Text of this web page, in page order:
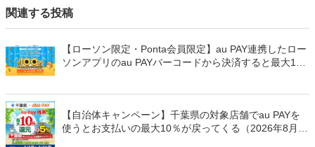
関連する投稿
【ローソン限定・Ponta会員限定】au PAY連携したロー
ソンアプリのau PAYバーコードから決済すると最大100
【自治体キャンペーン】千葉県の対象店舗でau PAYを
使うとお支払いの最大10％が戻ってくる（2026年8月7